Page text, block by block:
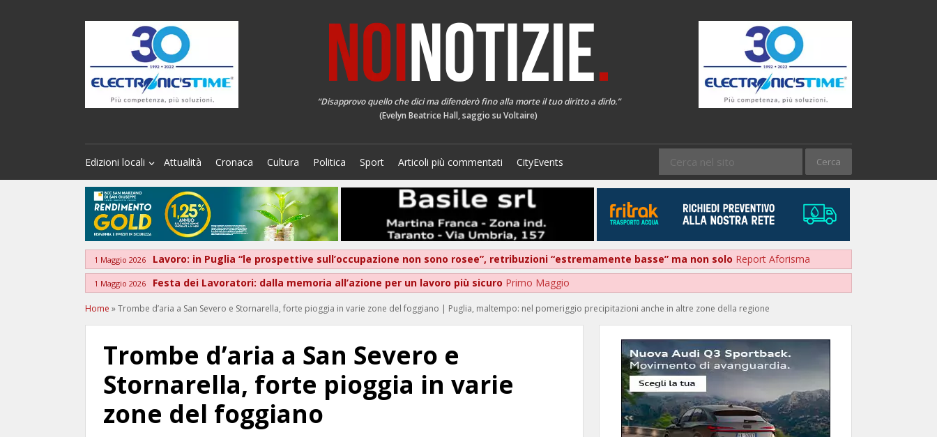
“Disapprovo quello che dici ma difenderò fino alla morte il tuo diritto a dirlo.”
(Evelyn Beatrice Hall, saggio su Voltaire)
Edizioni locali Attualità Cronaca Cultura Politica Sport Articoli più commentati CityEvents
1 Maggio 2026 Lavoro: in Puglia “le prospettive sull’occupazione non sono rosee”, retribuzioni “estremamente basse” ma non solo Report Aforisma
1 Maggio 2026 Festa dei Lavoratori: dalla memoria all’azione per un lavoro più sicuro Primo Maggio
Home »Trombe d’aria a San Severo e Stornarella, forte pioggia in varie zone del foggiano | Puglia, maltempo: nel pomeriggio precipitazioni anche in altre zone della regione
Trombe d’aria a San Severo e
Stornarella, forte pioggia in varie
zone del foggiano